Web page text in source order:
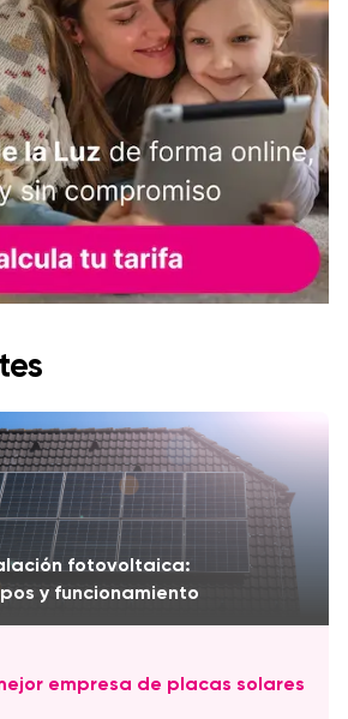
fotovoltaica:
y funcionamiento
empresa de placas solares